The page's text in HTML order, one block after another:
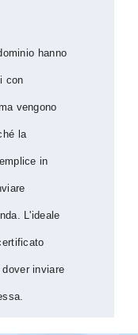
hanno
con
vengono
la
in
L'ideale
inviare